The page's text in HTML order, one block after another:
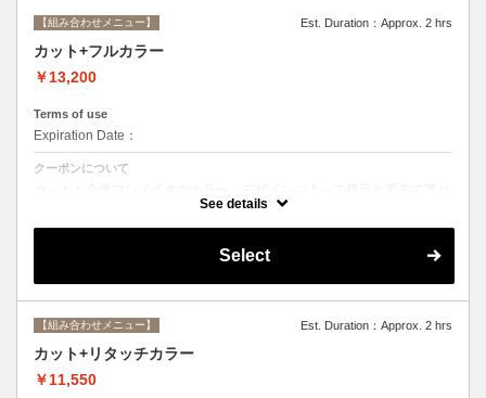
【組み合わせメニュー】 Est. Duration：Approx. 2 hrs
カット+フルカラー
￥13,200
Terms of use
Expiration Date：
クーポンについて
分けて綺麗に染め上げます。シャンプー、ブロー込み
See details
Select
【組み合わせメニュー】 Est. Duration：Approx. 2 hrs
カット+リタッチカラー
￥11,550